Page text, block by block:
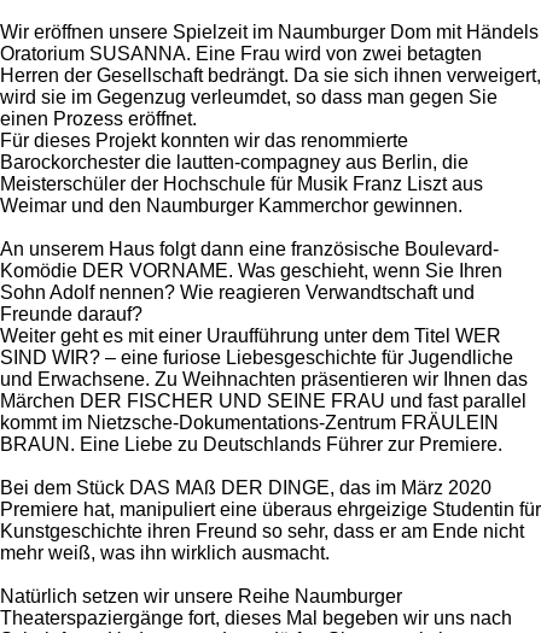
Wir eröffnen unsere Spielzeit im Naumburger Dom mit Händels
Oratorium SUSANNA. Eine Frau wird von zwei betagten
Herren der Gesellschaft bedrängt. Da sie sich ihnen verweigert,
wird sie im Gegenzug verleumdet, so dass man gegen Sie
einen Prozess eröffnet.
Für dieses Projekt konnten wir das renommierte
Barockorchester die lautten-compagney aus Berlin, die
Meisterschüler der Hochschule für Musik Franz Liszt aus
Weimar und den Naumburger Kammerchor gewinnen.
An unserem Haus folgt dann eine französische Boulevard-
Komödie DER VORNAME. Was geschieht, wenn Sie Ihren
Sohn Adolf nennen? Wie reagieren Verwandtschaft und
Freunde darauf?
Weiter geht es mit einer Uraufführung unter dem Titel WER
SIND WIR? – eine furiose Liebesgeschichte für Jugendliche
und Erwachsene. Zu Weihnachten präsentieren wir Ihnen das
Märchen DER FISCHER UND SEINE FRAU und fast parallel
kommt im Nietzsche-Dokumentations-Zentrum FRÄULEIN
BRAUN. Eine Liebe zu Deutschlands Führer zur Premiere.
Bei dem Stück DAS MAß DER DINGE, das im März 2020
Premiere hat, manipuliert eine überaus ehrgeizige Studentin für
Kunstgeschichte ihren Freund so sehr, dass er am Ende nicht
mehr weiß, was ihn wirklich ausmacht.
Natürlich setzen wir unsere Reihe Naumburger
Theaterspaziergänge fort, dieses Mal begeben wir uns nach